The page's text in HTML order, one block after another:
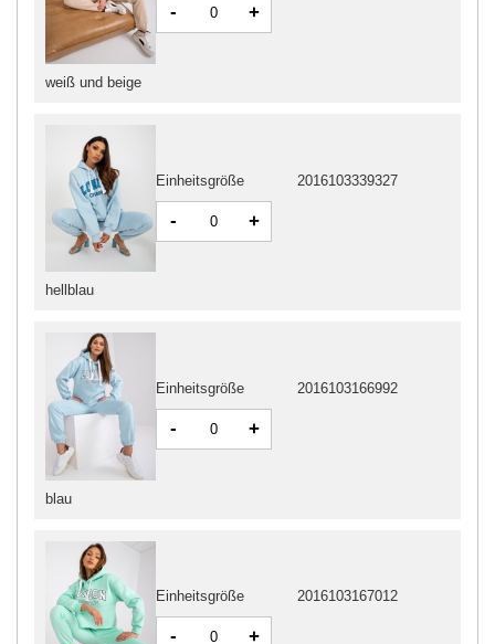
hellblau
Einheitsgröße 2016103339327
- +
blau
Einheitsgröße 2016103166992
- +
Einheitsgröße 2016103167012
- +
weiß und beige
- +